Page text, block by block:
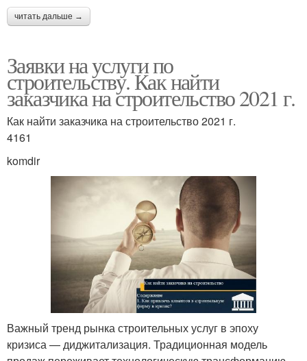
читать дальше →
Заявки на услуги по
строительству. Как найти
заказчика на строительство 2021 г.
Как найти заказчика на строительство 2021 г.
4161
komdir
Важный тренд рынка строительных услуг в эпоху
кризиса — диджитализация. Традиционная модель